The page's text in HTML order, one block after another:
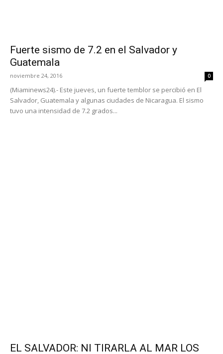
Fuerte sismo de 7.2 en el Salvador y
Guatemala
noviembre 24, 2016 0
(Miaminews24).- Este jueves, un fuerte temblor se percibió en El
Salvador, Guatemala y algunas ciudades de Nicaragua. El sismo
tuvo una intensidad de 7.2 grados...
EL SALVADOR: NI TIRARLA AL MAR LOS